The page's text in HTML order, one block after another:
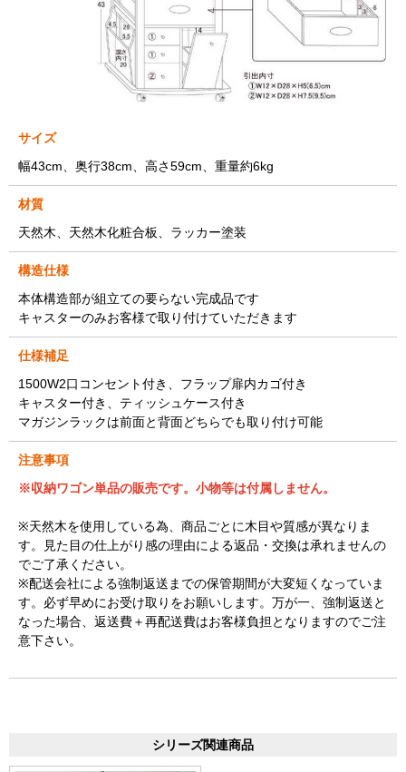
サイズ
幅43cm、奥行38cm、高さ59cm、重量約6kg
材質
天然木、天然木化粧合板、ラッカー塗装
構造仕様
本体構造部が組立ての要らない完成品です
キャスターのみお客様で取り付けていただきます
仕様補足
1500W2口コンセント付き、フラップ扉内カゴ付き
キャスター付き、ティッシュケース付き
マガジンラックは前面と背面どちらでも取り付け可能
注意事項
※収納ワゴン単品の販売です。小物等は付属しません。
※天然木を使用している為、商品ごとに木目や質感が異なりま
す。見た目の仕上がり感の理由による返品・交換は承れませんの
でご了承ください。
※配送会社による強制返送までの保管期間が大変短くなっていま
す。必ず早めにお受け取りをお願いします。万が一、強制返送と
なった場合、返送費＋再配送費はお客様負担となりますのでご注
意下さい。
シリーズ関連商品